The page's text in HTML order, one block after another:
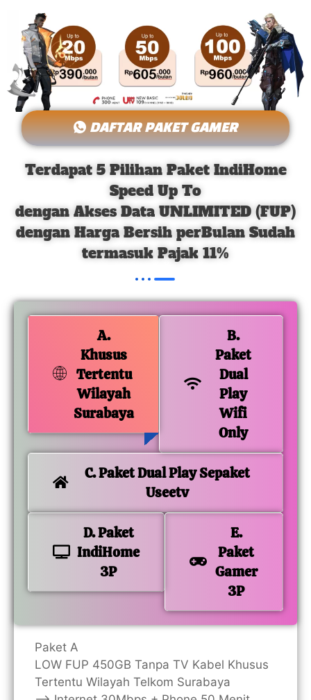
DAFTAR PAKET GAMER
Terdapat 5 Pilihan Paket IndiHome
Speed Up To
dengan Akses Data UNLIMITED (FUP)
dengan Harga Bersih perBulan Sudah
termasuk Pajak 11%
A.
Khusus
Tertentu
Wilayah
Surabaya
B.
Paket
Dual
Play
Wifi
Only
C. Paket Dual Play Sepaket
Useetv
D. Paket
IndiHome
3P
E.
Paket
Gamer
3P
Paket A
LOW FUP 450GB Tanpa TV Kabel Khusus
Tertentu Wilayah Telkom Surabaya